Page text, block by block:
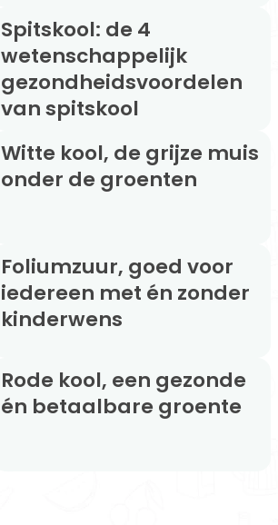
Spitskool: de 4
wetenschappelijk
gezondheidsvoordelen
van spitskool
Witte kool, de grijze muis
onder de groenten
Foliumzuur, goed voor
iedereen met én zonder
kinderwens
Rode kool, een gezonde
én betaalbare groente